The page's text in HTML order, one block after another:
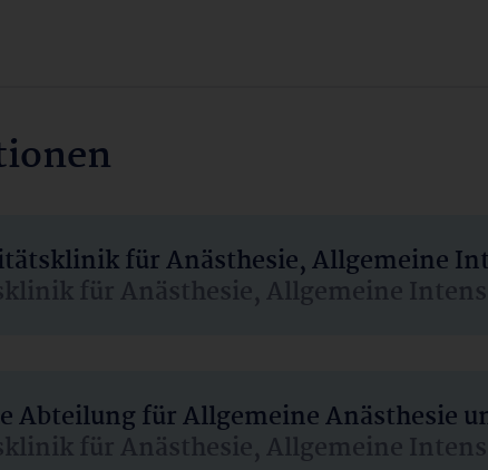
für Anästhesie, Allgemeine
für Anästhesie, Allgemeine
Abteilung für Allgemeine Anästhesie
für Anästhesie, Allgemeine